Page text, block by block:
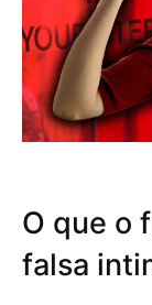
O que o
falsa